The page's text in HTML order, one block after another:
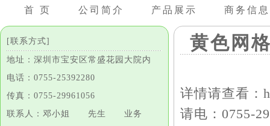
首 页 公司简介 产品展示 商务信息
[联系方式]
地址：深圳市宝安区常盛花园大院内
电话：0755-25392280
传真：0755-29961056
联系人：邓小姐 先生 业务
黄色网
详情请查看：
请电：0755-